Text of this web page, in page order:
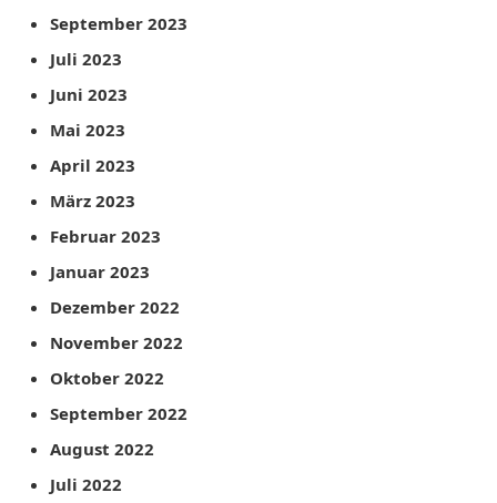
September 2023
Juli 2023
Juni 2023
Mai 2023
April 2023
März 2023
Februar 2023
Januar 2023
Dezember 2022
November 2022
Oktober 2022
September 2022
August 2022
Juli 2022